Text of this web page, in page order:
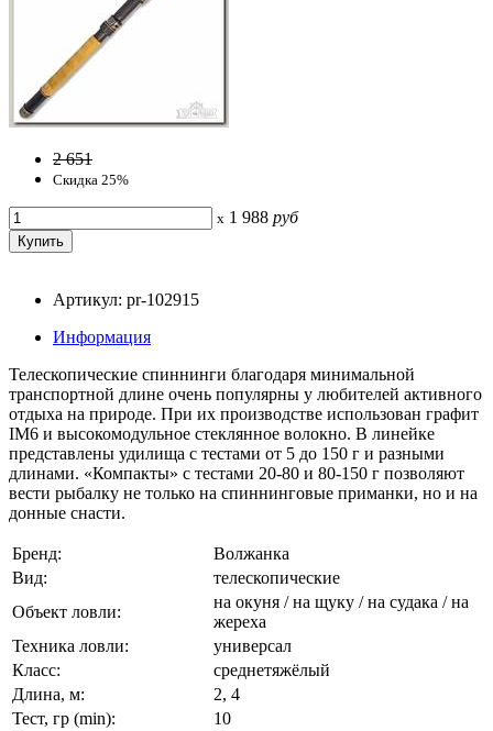
2 651
Скидка 25%
x 1 988 руб
Артикул: pr-102915
Информация
Телескопические спиннинги благодаря минимальной
транспортной длине очень популярны у любителей активного
отдыха на природе. При их производстве использован графит
IM6 и высокомодульное стеклянное волокно. В линейке
представлены удилища с тестами от 5 до 150 г и разными
длинами. «Компакты» с тестами 20-80 и 80-150 г позволяют
вести рыбалку не только на спиннинговые приманки, но и на
донные снасти.
Бренд:
Волжанка
Вид:
телескопические
Объект ловли:
на окуня / на щуку / на судака / на
жереха
Техника ловли:
универсал
Класс:
среднетяжёлый
Длина, м:
2, 4
Тест, гр (min):
10